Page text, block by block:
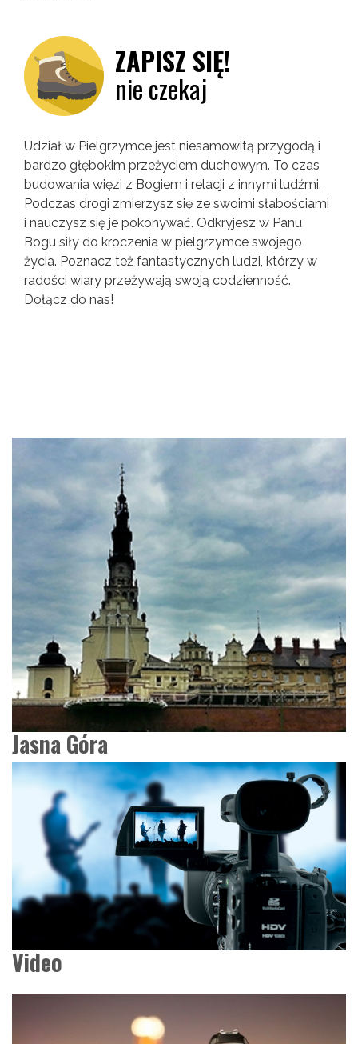
ZAPISZ SIĘ!
nie czekaj
Udział w Pielgrzymce jest niesamowitą przygodą i
bardzo głębokim przeżyciem duchowym. To czas
budowania więzi z Bogiem i relacji z innymi ludźmi.
Podczas drogi zmierzysz się ze swoimi słabościami
i nauczysz się je pokonywać. Odkryjesz w Panu
Bogu siły do kroczenia w pielgrzymce swojego
życia. Poznacz też fantastycznych ludzi, którzy w
radości wiary przeżywają swoją codzienność.
Dołącz do nas!
Jasna Góra
Video